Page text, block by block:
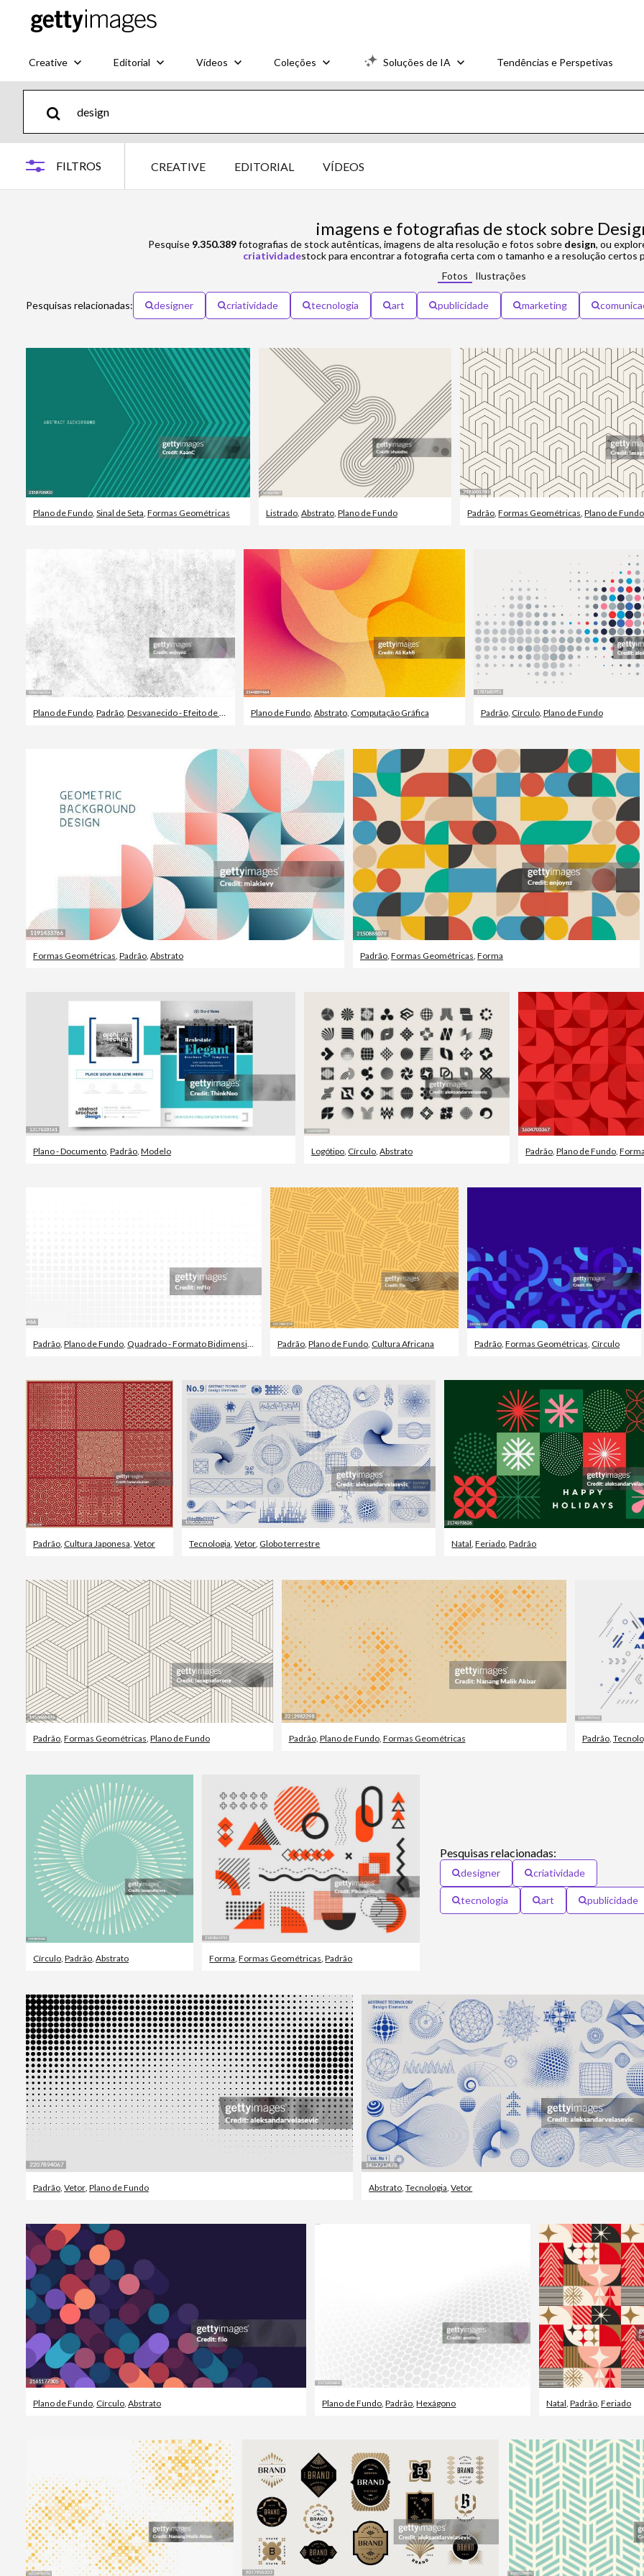
Creative Editorial Vídeos Coleções Soluções de IA Tendências e Perspetivas
FILTROS CREATIVE EDITORIAL VÍDEOS
imagens e fotografias de stock sobre
Pesquise 9.350.389fotografias de stock autênticas, imagens de alta resolução e fotos sobre design, ou
criatividadestock para encontrar a fotografia certa com o tamanho e a resolução certos
Fotos
Ilustrações
Pesquisas relacionadas: designer criatividade tecnologia art publicidade marketing
Plano de Fundo, Sinal de Seta, Formas Geométricas Listrado, Abstrato, Plano de Fundo Padrão,Formas Geométricas,Plano de Fundo
Plano de Fundo, Padrão, Desvanecido - Efeito de imagem Plano de Fundo, Abstrato, Computação Gráfica Padrão, Círculo, Plano de Fundo
Formas Geométricas Padrão Abstrato Padrão ,Formas Geométricas ,Forma
Plano - Documento Padrão Modelo Logótipo Círculo ,Abstrato Padrão, Plano de Fundo,
Padrão, Plano de Fundo, Quadrado - Formato Bidimensional Padrão,Plano de Fundo, Cultura Africana Padrão,Formas Geométricas, Círculo
Padrão, Cultura Japonesa, Vetor Tecnologia,Vetor, Globo terrestre Natal,Feriado,Padrão
Padrão Formas Geométricas Plano de Fundo Padrão, Plano de Fundo, Formas Geométricas Padrão,
Círculo Padrão Abstrato Forma ,Formas Geométricas ,Padrão
Pesquisas relacionadas:
designer criatividade
tecnologia art publicidade
Padrão Vetor Plano de Fundo Abstrato ,Tecnologia ,Vetor
Plano de Fundo Círculo Abstrato Plano de Fundo ,Padrão ,Hexágono Natal ,Padrão ,Feriado